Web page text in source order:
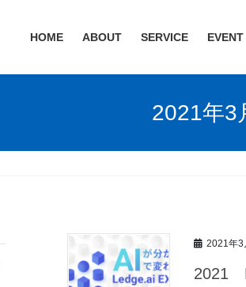
HOME ABOUT SERVICE EVENT
2021年3
2021年3
2021